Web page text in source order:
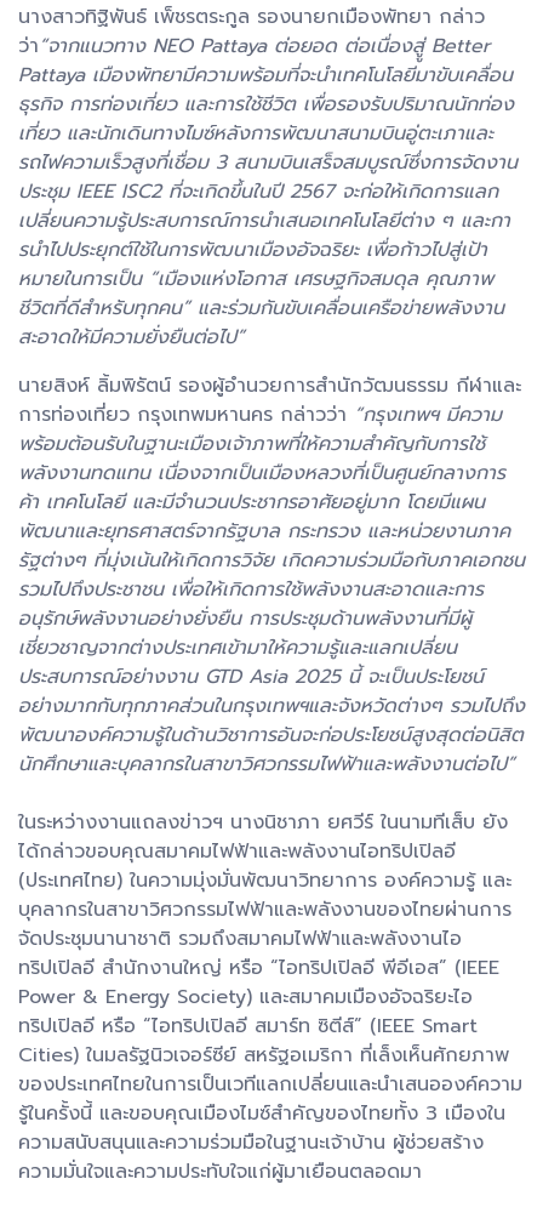
นางสาวทิฐิพันธ์ เพ็ชรตระกูล รองนายกเมืองพัทยา กล่าว
ว่า“จากแนวทาง NEO Pattaya ต่อยอด ต่อเนื่องสูู่ Better
Pattaya เมืองพัทยามีความพร้อมที่จะนําเทคโนโลยีมาขับเคลื่อน
ธุรกิจ การท่องเที่ยว และการใช้ชีวิต เพื่อรองรับปริมาณนักท่อง
เที่ยว และนักเดินทางไมซ์หลังการพัฒนาสนามบินอู่ตะเภาและ
รถไฟความเร็วสูงที่เชื่อม 3 สนามบินเสร็จสมบูรณ์ซึ่งการจัดงาน
ประชุม IEEE ISC2 ที่จะเกิดขึ้นในปี 2567 จะก่อให้เกิดการแลก
เปลี่ยนความรู้ประสบการณ์การนําเสนอเทคโนโลยีต่าง ๆ และกา
รนําไปประยุกต์ใช้ในการพัฒนาเมืองอัจฉริยะ เพื่อก้าวไปสู่เป้า
หมายในการเป็น “เมืองแห่งโอกาส เศรษฐกิจสมดุล คุณภาพ
ชีวิตที่ดีสําหรับทุกคน” และร่วมกันขับเคลื่อนเครือข่ายพลังงาน
สะอาดให้มีความยั่งยืนต่อไป”
นายสิงห์ ลิ้มพิรัตน์ รองผู้อำนวยการสำนักวัฒนธรรม กีฬาและ
การท่องเที่ยว กรุงเทพมหานคร กล่าวว่า “กรุงเทพฯ มีความ
พร้อมต้อนรับในฐานะเมืองเจ้าภาพที่ให้ความสำคัญกับการใช้
พลังงานทดแทน เนื่องจากเป็นเมืองหลวงที่เป็นศูนย์กลางการ
ค้า เทคโนโลยี และมีจำนวนประชากรอาศัยอยู่มาก โดยมีแผน
พัฒนาและยุทธศาสตร์จากรัฐบาล กระทรวง และหน่วยงานภาค
รัฐต่างๆ ที่มุ่งเน้นให้เกิดการวิจัย เกิดความร่วมมือกับภาคเอกชน
รวมไปถึงประชาชน เพื่อให้เกิดการใช้พลังงานสะอาดและการ
อนุรักษ์พลังงานอย่างยั่งยืน การประชุมด้านพลังงานที่มีผู้
เชี่ยวชาญจากต่างประเทศเข้ามาให้ความรู้และแลกเปลี่ยน
ประสบการณ์อย่างงาน GTD Asia 2025 นี้ จะเป็นประโยชน์
อย่างมากกับทุกภาคส่วนในกรุงเทพฯและจังหวัดต่างๆ รวมไปถึง
พัฒนาองค์ความรู้ในด้านวิชาการอันจะก่อประโยชน์สูงสุดต่อนิสิต
นักศึกษาและบุคลากรในสาขาวิศวกรรมไฟฟ้าและพลังงานต่อไป”
ในระหว่างงานแถลงข่าวฯ นางนิชาภา ยศวีร์ ในนามทีเส็บ ยัง
ได้กล่าวขอบคุณสมาคมไฟฟ้าและพลังงานไอทริปเปิลอี
(ประเทศไทย) ในความมุ่งมั่นพัฒนาวิทยาการ องค์ความรู้ และ
บุคลากรในสาขาวิศวกรรมไฟฟ้าและพลังงานของไทยผ่านการ
จัดประชุมนานาชาติ รวมถึงสมาคมไฟฟ้าและพลังงานไอ
ทริปเปิลอี สำนักงานใหญ่ หรือ “ไอทริปเปิลอี พีอีเอส” (IEEE
Power & Energy Society) และสมาคมเมืองอัจฉริยะไอ
ทริปเปิลอี หรือ “ไอทริปเปิลอี สมาร์ท ซิตีส์” (IEEE Smart
Cities) ในมลรัฐนิวเจอร์ซีย์ สหรัฐอเมริกา ที่เล็งเห็นศักยภาพ
ของประเทศไทยในการเป็นเวทีแลกเปลี่ยนและนำเสนอองค์ความ
รู้ในครั้งนี้ และขอบคุณเมืองไมซ์สำคัญของไทยทั้ง 3 เมืองใน
ความสนับสนุนและความร่วมมือในฐานะเจ้าบ้าน ผู้ช่วยสร้าง
ความมั่นใจและความประทับใจแก่ผู้มาเยือนตลอดมา